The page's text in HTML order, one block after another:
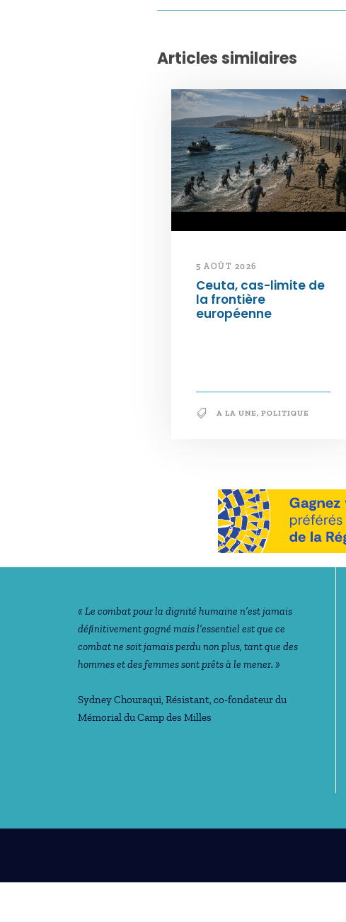
Articles similaires
5 AOÛT 2026
Ceuta, cas-limite de
la frontière
européenne
A LA UNE, POLITIQUE
Notre philosophie
« Le combat pour la dignité humaine n’est jamais
déﬁnitivement gagné mais l’essentiel est que ce
combat ne soit jamais perdu non plus, tant que des
hommes et des femmes sont prêts à le mener. »
Sydney Chouraqui, Résistant, co-fondateur du
Mémorial du Camp des Milles